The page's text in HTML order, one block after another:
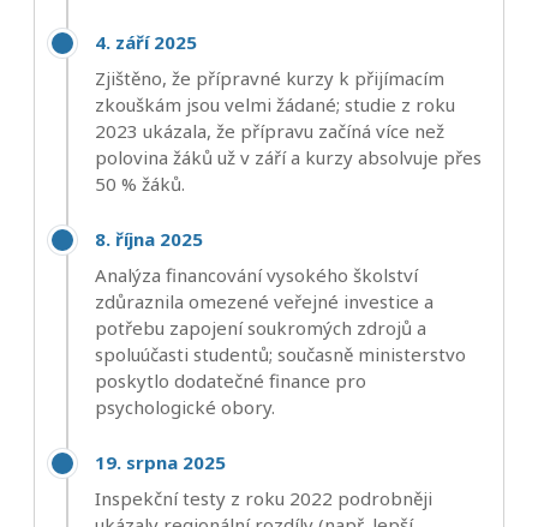
4. září 2025
Zjištěno, že přípravné kurzy k přijímacím
zkouškám jsou velmi žádané; studie z roku
2023 ukázala, že přípravu začíná více než
polovina žáků už v září a kurzy absolvuje přes
50 % žáků.
8. října 2025
Analýza financování vysokého školství
zdůraznila omezené veřejné investice a
potřebu zapojení soukromých zdrojů a
spoluúčasti studentů; současně ministerstvo
poskytlo dodatečné finance pro
psychologické obory.
19. srpna 2025
Inspekční testy z roku 2022 podrobněji